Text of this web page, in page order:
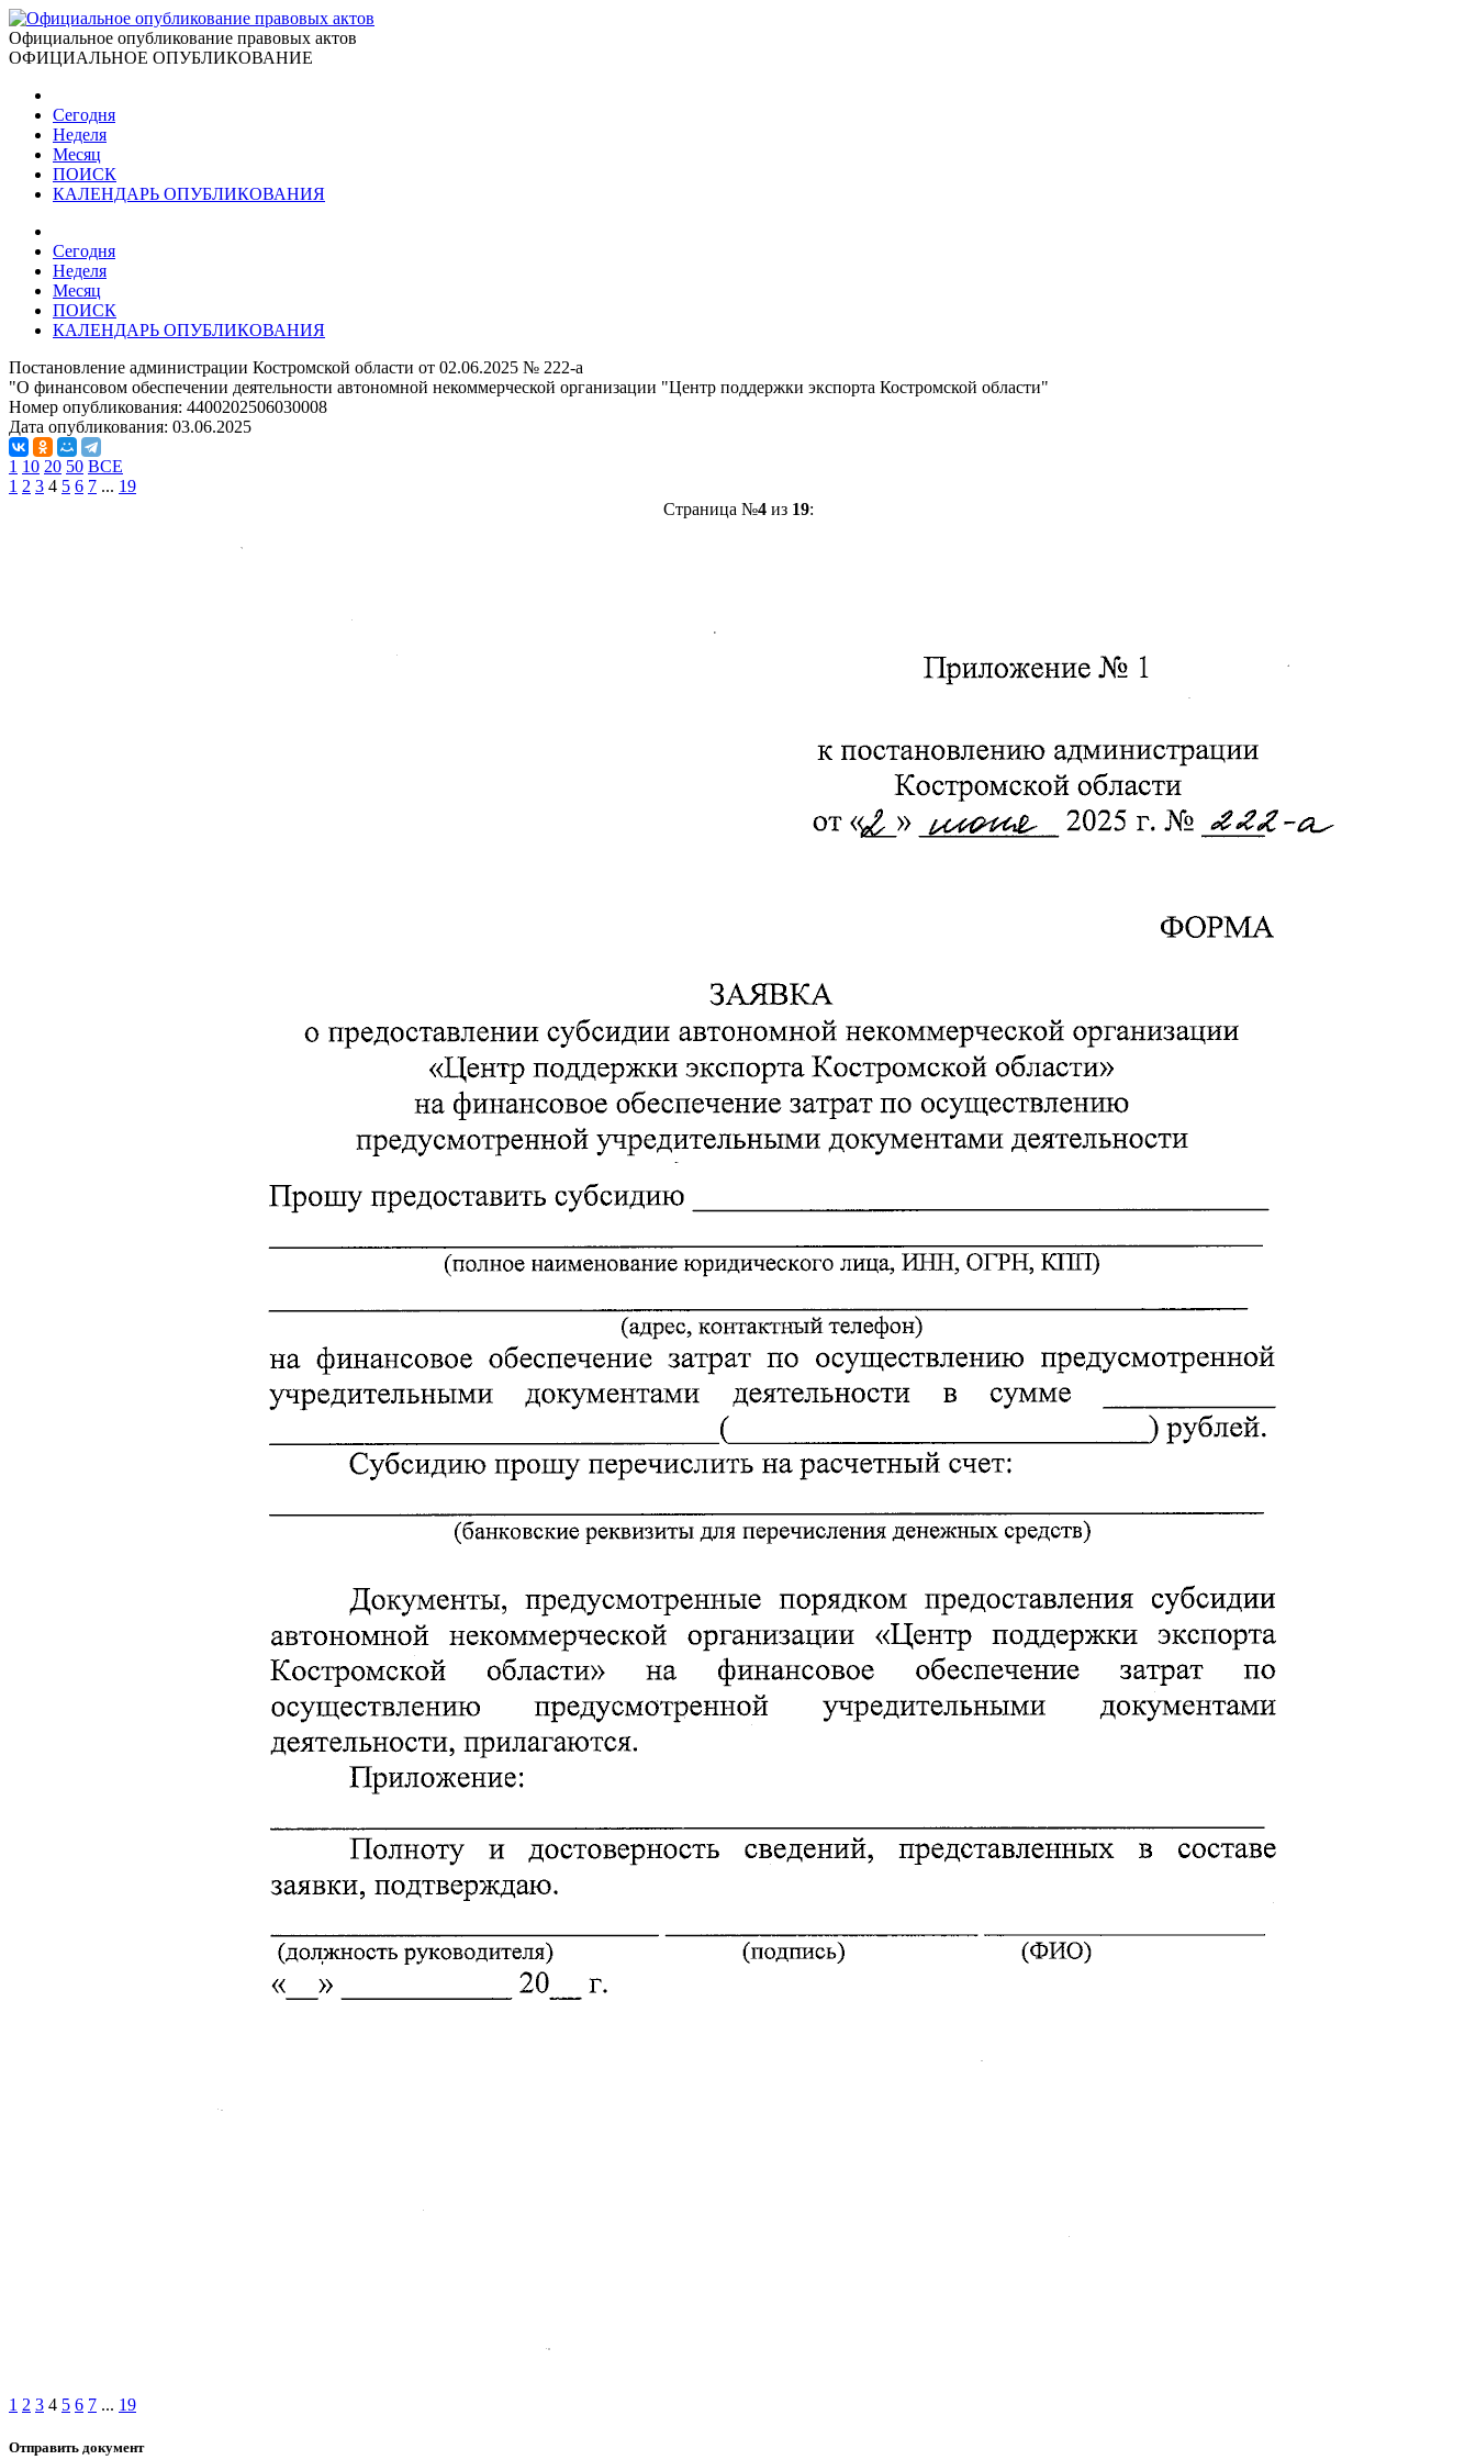
Официальное опубликование правовых актов
ОФИЦИАЛЬНОЕ ОПУБЛИКОВАНИЕ
Сегодня
Неделя
Месяц
ПОИСК
КАЛЕНДАРЬ ОПУБЛИКОВАНИЯ
Сегодня
Неделя
Месяц
ПОИСК
КАЛЕНДАРЬ ОПУБЛИКОВАНИЯ
Постановление администрации Костромской области от 02.06.2025 № 222-а
"О финансовом обеспечении деятельности автономной некоммерческой организации "Центр поддержки экспорта Костромской области"
Номер опубликования: 4400202506030008
Дата опубликования: 03.06.2025
1 10 20 50 ВСЕ
1 2 3 4 5 6 7 ... 19
Страница №4из 19:
1 2 3 4 5 6 7 ... 19
Отправить документ